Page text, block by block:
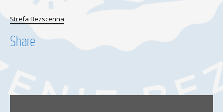
Strefa Bezscenna
Share